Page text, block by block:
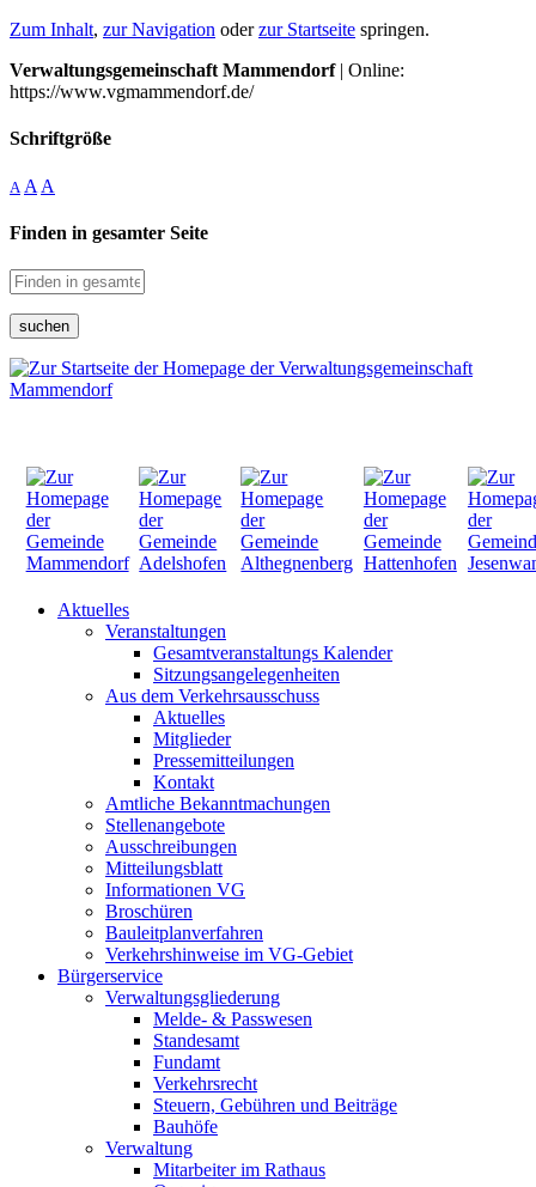
Zum Inhalt, zur Navigation oderzur Startseite springen.
Verwaltungsgemeinschaft Mammendorf| Online:
https://www.vgmammendorf.de/
Schriftgröße
A A A
Finden in gesamter Seite
suchen
Aktuelles
Veranstaltungen
Gesamtveranstaltungs Kalender
Sitzungsangelegenheiten
Aus dem Verkehrsausschuss
Aktuelles
Mitglieder
Pressemitteilungen
Kontakt
Amtliche Bekanntmachungen
Stellenangebote
Ausschreibungen
Mitteilungsblatt
Informationen VG
Broschüren
Bauleitplanverfahren
Verkehrshinweise im VG-Gebiet
Bürgerservice
Verwaltungsgliederung
Melde- & Passwesen
Standesamt
Fundamt
Verkehrsrecht
Steuern, Gebühren und Beiträge
Bauhöfe
Verwaltung
Mitarbeiter im Rathaus